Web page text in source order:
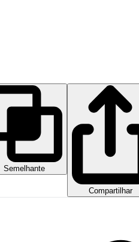
Semelhante
Compartilhar